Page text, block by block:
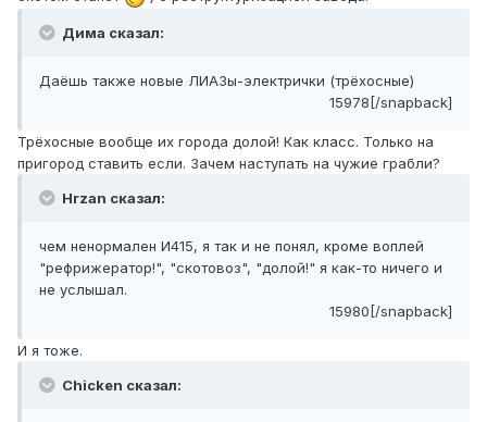
Дима сказал:
Даёшь также новые ЛИАЗы-электрички (трёхосные)
15978[/snapback]
Трёхосные вообще их города долой! Как класс. Только на
пригород ставить если. Зачем наступать на чужие грабли?
Hrzan сказал:
чем ненормален И415, я так и не понял, кроме воплей
"рефрижератор!", "скотовоз", "долой!" я как-то ничего и
не услышал.
15980[/snapback]
И я тоже.
Chicken сказал: